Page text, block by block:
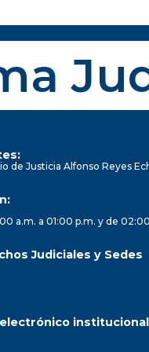
de Justicia Alfonso Reyes
a.m. a 01:00 p.m. y de
Judiciales y Sedes
institucional